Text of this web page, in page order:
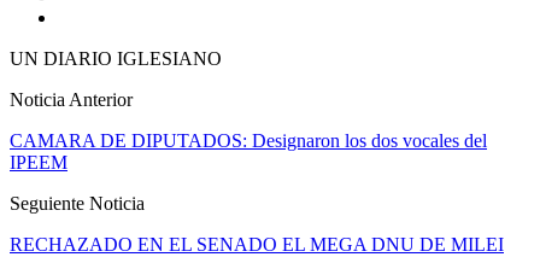
UN DIARIO IGLESIANO
Noticia Anterior
CAMARA DE DIPUTADOS: Designaron los dos vocales del
IPEEM
Seguiente Noticia
RECHAZADO EN EL SENADO EL MEGA DNU DE MILEI